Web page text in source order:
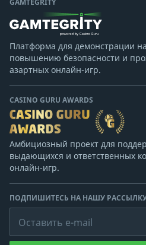
Платформа для демонстрации
повышению безопасности и
азартных онлайн-игр.
CASINO GURU AWARDS
Амбициозный проект для
выдающихся и ответственных
онлайн-игр.
ПОДПИШИТЕСЬ НА НАШУ
Оставить e-mail